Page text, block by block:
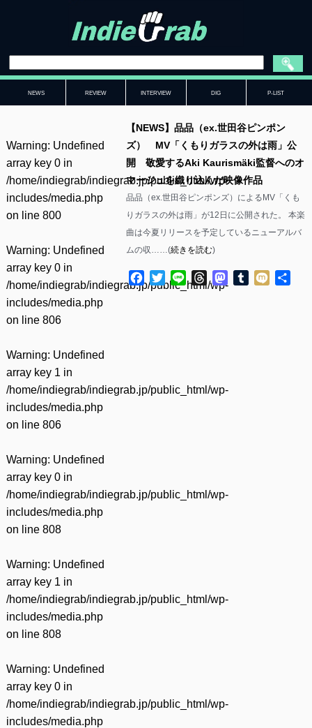
NEWS REVIEW INTERVIEW DIG P-LIST
Warning: Undefined
array key 0 in
/home/indiegrab/indiegrab.jp/public_html/wp-
includes/media.php
on line 800
Warning: Undefined
array key 0 in
/home/indiegrab/indiegrab.jp/public_html/wp-
includes/media.php
on line 806
Warning: Undefined
array key 1 in
/home/indiegrab/indiegrab.jp/public_html/wp-
includes/media.php
on line 806
Warning: Undefined
array key 0 in
/home/indiegrab/indiegrab.jp/public_html/wp-
includes/media.php
on line 808
Warning: Undefined
array key 1 in
/home/indiegrab/indiegrab.jp/public_html/wp-
includes/media.php
on line 808
Warning: Undefined
array key 0 in
/home/indiegrab/indiegrab.jp/public_html/wp-
includes/media.php
【NEWS】品品（ex.世田谷ピンポン
ズ） MV「くもりガラスの外は雨」公
開 敬愛するAki Kaurismäki監督へのオ
マージュを織り込んだ映像作品
品品（ex.世田谷ピンポンズ）によるMV「くも
りガラスの外は雨」が12日に公開された。 本楽
曲は今夏リリースを予定しているニューアルバ
ムの収……(続きを読む)
Facebook
TwitterLine ThreadsMastodon
Tumblr
Mixi